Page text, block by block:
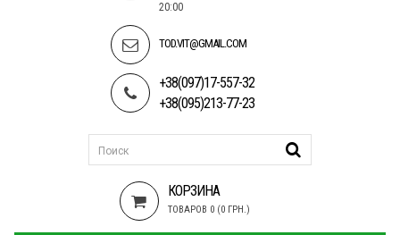
20:00
TOD.VIT@GMAIL.COM
+38(097)17-557-32
+38(095)213-77-23
КОРЗИНА
ТОВАРОВ 0 (0 ГРН.)